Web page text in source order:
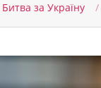
Битва за Україну